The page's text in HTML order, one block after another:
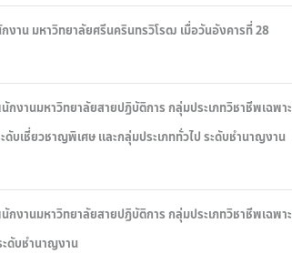
งาน มหาวิทยาลัยศรีนครินทรวิโรฒ เมื่อวันอังคารที่ 28
งานมหาวิทยาลัยสายปฏิบัติการ กลุ่มประเภทวิชาชีพเฉพาะ
บเชี่ยวชาญพิเศษ และกลุ่มประเภททั่วไป ระดับชำนาญงาน
งานมหาวิทยาลัยสายปฏิบัติการ กลุ่มประเภทวิชาชีพเฉพาะ
ะดับชำนาญงาน